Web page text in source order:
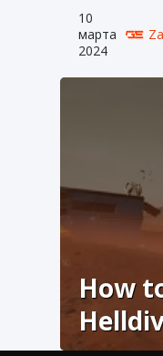
10
марта
2024
How